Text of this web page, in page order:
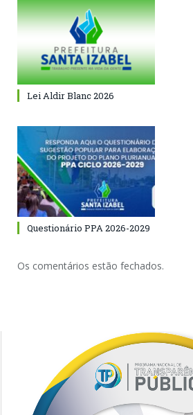
Lei Aldir Blanc 2026
Questionário PPA 2026-2029
Os comentários estão fechados.